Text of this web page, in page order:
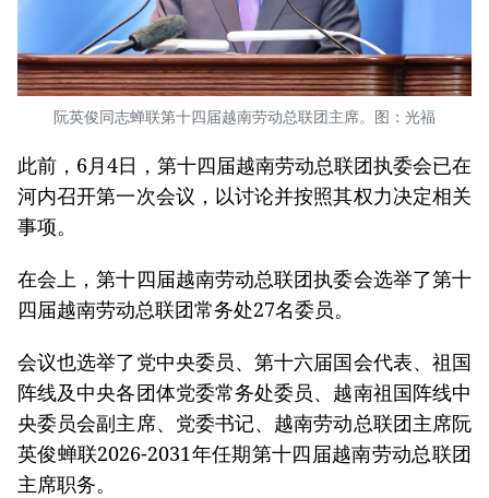
阮英俊同志蝉联第十四届越南劳动总联团主席。图：光福
此前，6月4日，第十四届越南劳动总联团执委会已在
河内召开第一次会议，以讨论并按照其权力决定相关
事项。
在会上，第十四届越南劳动总联团执委会选举了第十
四届越南劳动总联团常务处27名委员。
会议也选举了党中央委员、第十六届国会代表、祖国
阵线及中央各团体党委常务处委员、越南祖国阵线中
央委员会副主席、党委书记、越南劳动总联团主席阮
英俊蝉联2026-2031年任期第十四届越南劳动总联团
主席职务。